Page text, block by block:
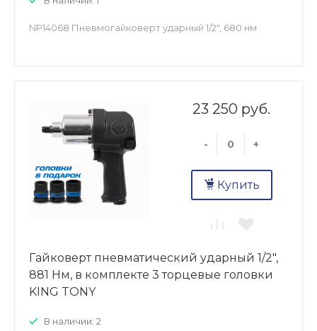
NP14068 Пневмогайковерт ударный 1/2", 680 нм
23 250 руб.
- +
Купить
Гайковерт пневматический ударный 1/2",
881 Нм, в комплекте 3 торцевые головки
KING TONY
В наличии: 2